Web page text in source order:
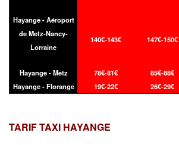
Hayange - Aéroport
de Metz-Nancy-
Lorraine
140€-143€ 147€-150€
Hayange - Metz 78€-81€ 85€-88€
Hayange - Florange
19€-22€ 26€-29€
TARIF TAXI HAYANGE